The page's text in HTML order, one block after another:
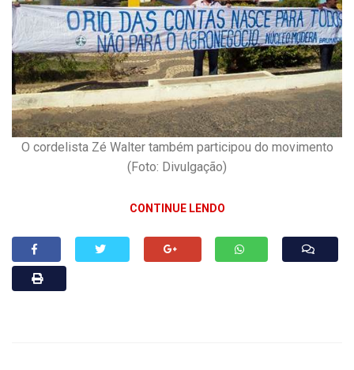
O cordelista Zé Walter também participou do movimento
(Foto: Divulgação)
CONTINUE LENDO